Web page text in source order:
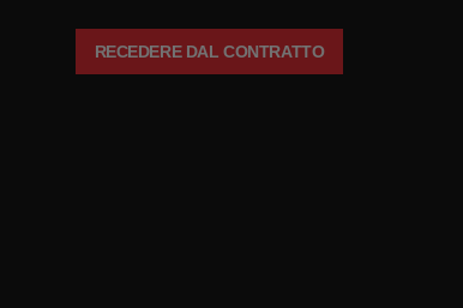
RECEDERE DAL CONTRATTO